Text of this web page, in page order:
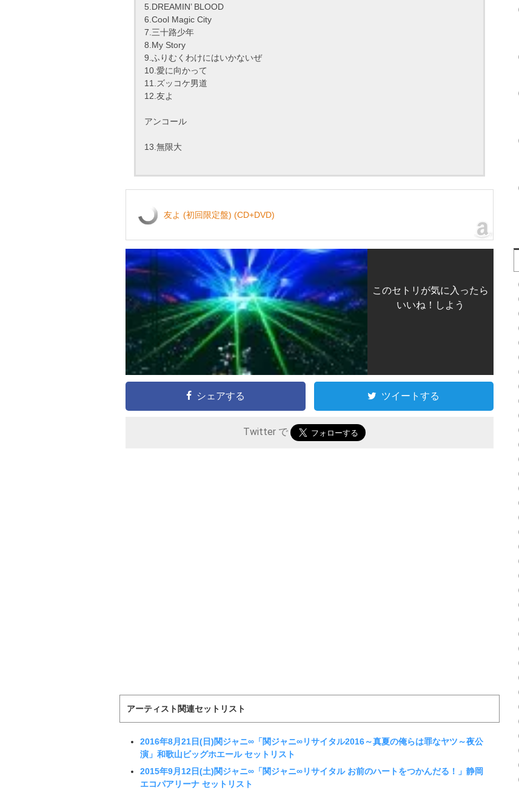
5.DREAMIN’ BLOOD
6.Cool Magic City
7.三十路少年
8.My Story
9.ふりむくわけにはいかないぜ
10.愛に向かって
11.ズッコケ男道
12.友よ
アンコール
13.無限大
友よ (初回限定盤) (CD+DVD)
このセトリが気に入ったら
いいね！しよう
シェアする ツイートする
Twitter で
アーティスト関連セットリスト
2016年8月21日(日)関ジャニ∞「関ジャニ∞リサイタル2016～真夏の俺らは罪なヤツ～夜公
演」和歌山ビッグホエール セットリスト
2015年9月12日(土)関ジャニ∞「関ジャニ∞リサイタル お前のハートをつかんだる！」静岡
エコパアリーナ セットリスト